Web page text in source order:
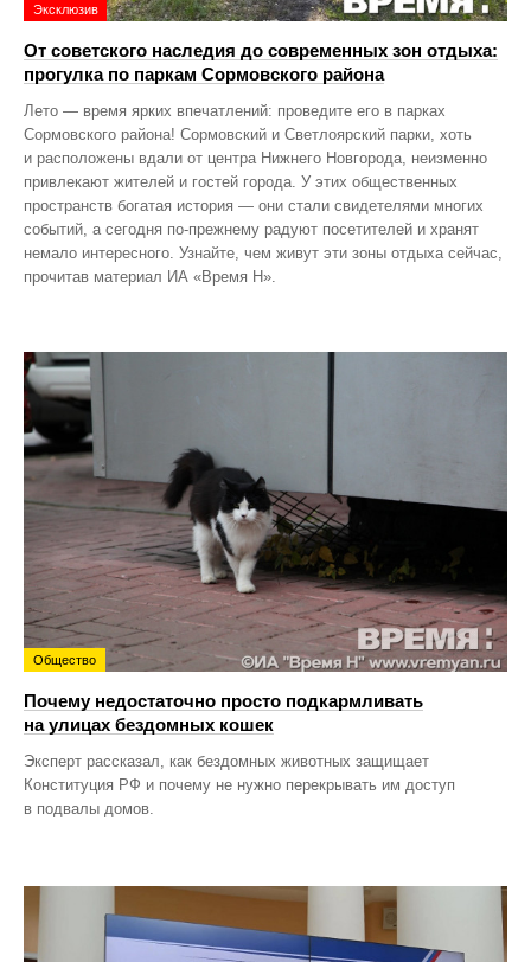
Эксклюзив
От советского наследия до современных зон отдыха:
прогулка по паркам Сормовского района
Лето — время ярких впечатлений: проведите его в парках
Сормовского района! Сормовский и Светлоярский парки, хоть
и расположены вдали от центра Нижнего Новгорода, неизменно
привлекают жителей и гостей города. У этих общественных
пространств богатая история — они стали свидетелями многих
событий, а сегодня по‑прежнему радуют посетителей и хранят
немало интересного. Узнайте, чем живут эти зоны отдыха сейчас,
прочитав материал ИА «Время Н».
Общество
Почему недостаточно просто подкармливать
на улицах бездомных кошек
Эксперт рассказал, как бездомных животных защищает
Конституция РФ и почему не нужно перекрывать им доступ
в подвалы домов.